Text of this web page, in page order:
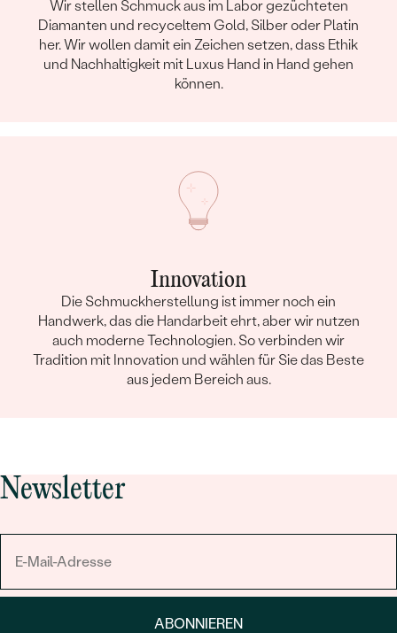
Wir stellen Schmuck aus im Labor gezüchteten
Diamanten und recyceltem Gold, Silber oder Platin
her. Wir wollen damit ein Zeichen setzen, dass Ethik
und Nachhaltigkeit mit Luxus Hand in Hand gehen
können.
Innovation
Die Schmuckherstellung ist immer noch ein
Handwerk, das die Handarbeit ehrt, aber wir nutzen
auch moderne Technologien. So verbinden wir
Tradition mit Innovation und wählen für Sie das Beste
aus jedem Bereich aus.
Newsletter
ABONNIEREN